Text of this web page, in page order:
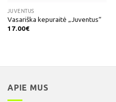
JUVENTUS
Vasariška kepuraitė „Juventus“
17.00€
APIE MUS